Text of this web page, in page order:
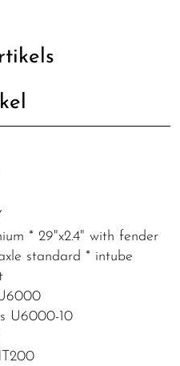
* 29"x2.4" with fender
standard * intube
U6000-10